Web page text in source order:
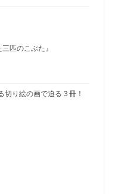
匹のこぶた』
り絵の画で迫る３冊！